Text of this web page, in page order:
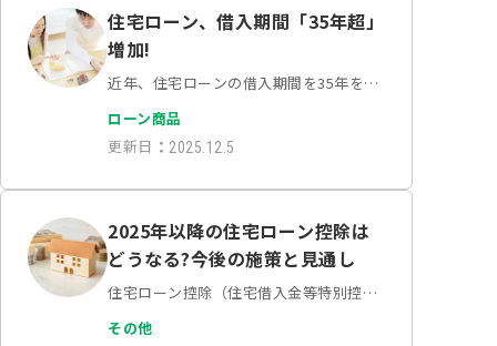
高騰、そ…
住宅ローン、借入期間「35年超」
増加!
近年、住宅ローンの借入期間を35年を超
える超長期に設定する人が増えていま
す。かつては35年が最長というのが一般
つつあります。なぜ借入期間が長期化し
ているのでしょうか…
ローン商品
更新日 ： 2025.12.5
2025年以降の住宅ローン控除は
どうなる?今後の施策と見通し
住宅ローン控除（住宅借入金等特別控
除）は、住宅取得者の金銭的な負担を軽
その他